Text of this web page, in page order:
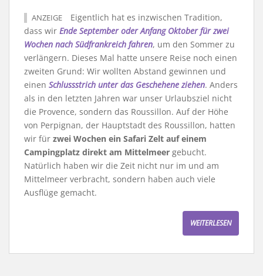
ANZEIGE
Eigentlich hat es inzwischen Tradition,
dass wir Ende September oder Anfang Oktober für zwei
Wochen nach Südfrankreich fahren, um den Sommer zu
verlängern. Dieses Mal hatte unsere Reise noch einen
zweiten Grund: Wir wollten Abstand gewinnen und
einen Schlussstrich unter das Geschehene ziehen. Anders
als in den letzten Jahren war unser Urlaubsziel nicht
die Provence, sondern das Roussillon. Auf der Höhe
von Perpignan, der Hauptstadt des Roussillon, hatten
wir für zwei Wochen ein Safari Zelt auf einem
Campingplatz direkt am Mittelmeer gebucht.
Natürlich haben wir die Zeit nicht nur im und am
Mittelmeer verbracht, sondern haben auch viele
Ausflüge gemacht.
WEITERLESEN